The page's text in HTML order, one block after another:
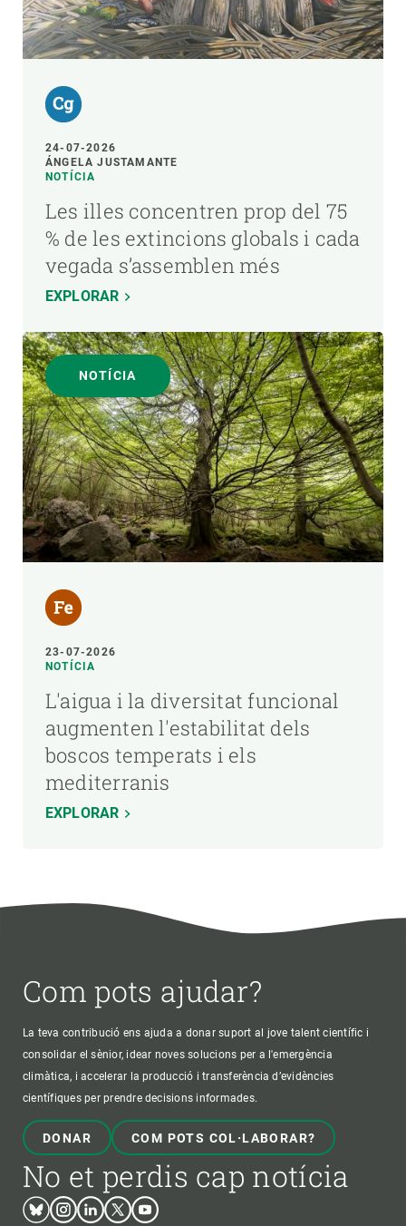
24-07-2026
ÁNGELA JUSTAMANTE
NOTÍCIA
Les illes concentren prop del 75
% de les extincions globals i cada
vegada s’assemblen més
EXPLORAR
NOTÍCIA
23-07-2026
NOTÍCIA
L'aigua i la diversitat funcional
augmenten l'estabilitat dels
boscos temperats i els
mediterranis
EXPLORAR
Com pots ajudar?
La teva contribució ens ajuda a donar suport al jove talent científic i
consolidar el sènior, idear noves solucions per a l'emergència
climàtica, i accelerar la producció i transferència d’evidències
científiques per prendre decisions informades.
DONAR COM POTS COL·LABORAR?
No et perdis cap notícia
BlueskyInstagram
LinkedinTwitterYoutube